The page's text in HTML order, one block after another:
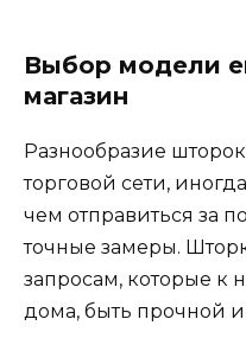
Выбор модели
магазин
Разнообразие
торговой сети,
чем отправиться за
точные замеры.
запросам, которые к
дома, быть прочной